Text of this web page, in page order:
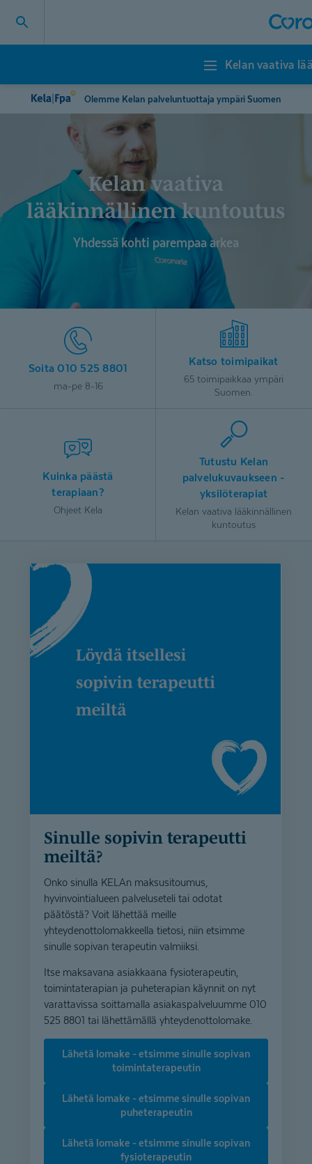
vaativa
lääkinnällinen
Kelan vaativa
Olemme Kelan palveluntuottaja ympäri Suomen
Kelan vaativa
lääkinnällinen kuntoutus
Yhdessä kohti parempaa arkea
Soita 010 525 8801
ma-pe 8-16
Katso toimipaikat
65 toimipaikkaa ympäri
Suomen.
Kuinka päästä
terapiaan?
Ohjeet Kela
Tutustu Kelan
palvelukuvaukseen -
yksilöterapiat
Kelan vaativa lääkinnällinen
kuntoutus
Sinulle sopivin terapeutti
meiltä?
Onko sinulla KELAn maksusitoumus,
hyvinvointialueen palveluseteli tai odotat
päätöstä? Voit lähettää meille
yhteydenottolomakkeella tietosi, niin etsimme
sinulle sopivan terapeutin valmiiksi.
Itse maksavana asiakkaana fysioterapeutin,
toimintaterapian ja puheterapian käynnit on nyt
varattavissa soittamalla asiakaspalveluumme 010
525 8801 tai lähettämällä yhteydenottolomake.
Lähetä lomake - etsimme sinulle sopivan
toimintaterapeutin
Lähetä lomake - etsimme sinulle sopivan
puheterapeutin
Lähetä lomake - etsimme sinulle sopivan
fysioterapeutin